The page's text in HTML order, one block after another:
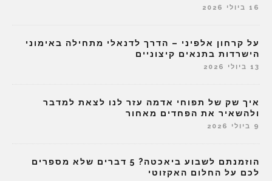
16 ביולי 2026
על קרחון אלפיני – הדרך לדנאלי מתחילה באימוני
הישרדות בתנאים קיצוניים
13 ביולי 2026
איך שק של תפוחי אדמה עזר לנו לצאת למדבר
ולהשאיר את הפחדים מאחור
9 ביולי 2026
הוזמנתם לשבוע ביאכטה? 5 דברים שלא מספרים
לכם על החלום האקזוטי